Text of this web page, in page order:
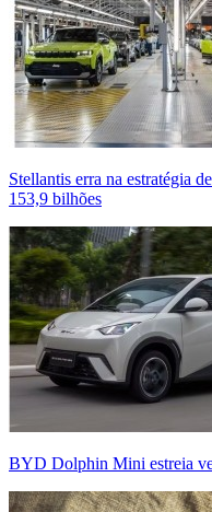
Stellantis erra na estratégia
153,9 bilhões
BYD Dolphin Mini estreia